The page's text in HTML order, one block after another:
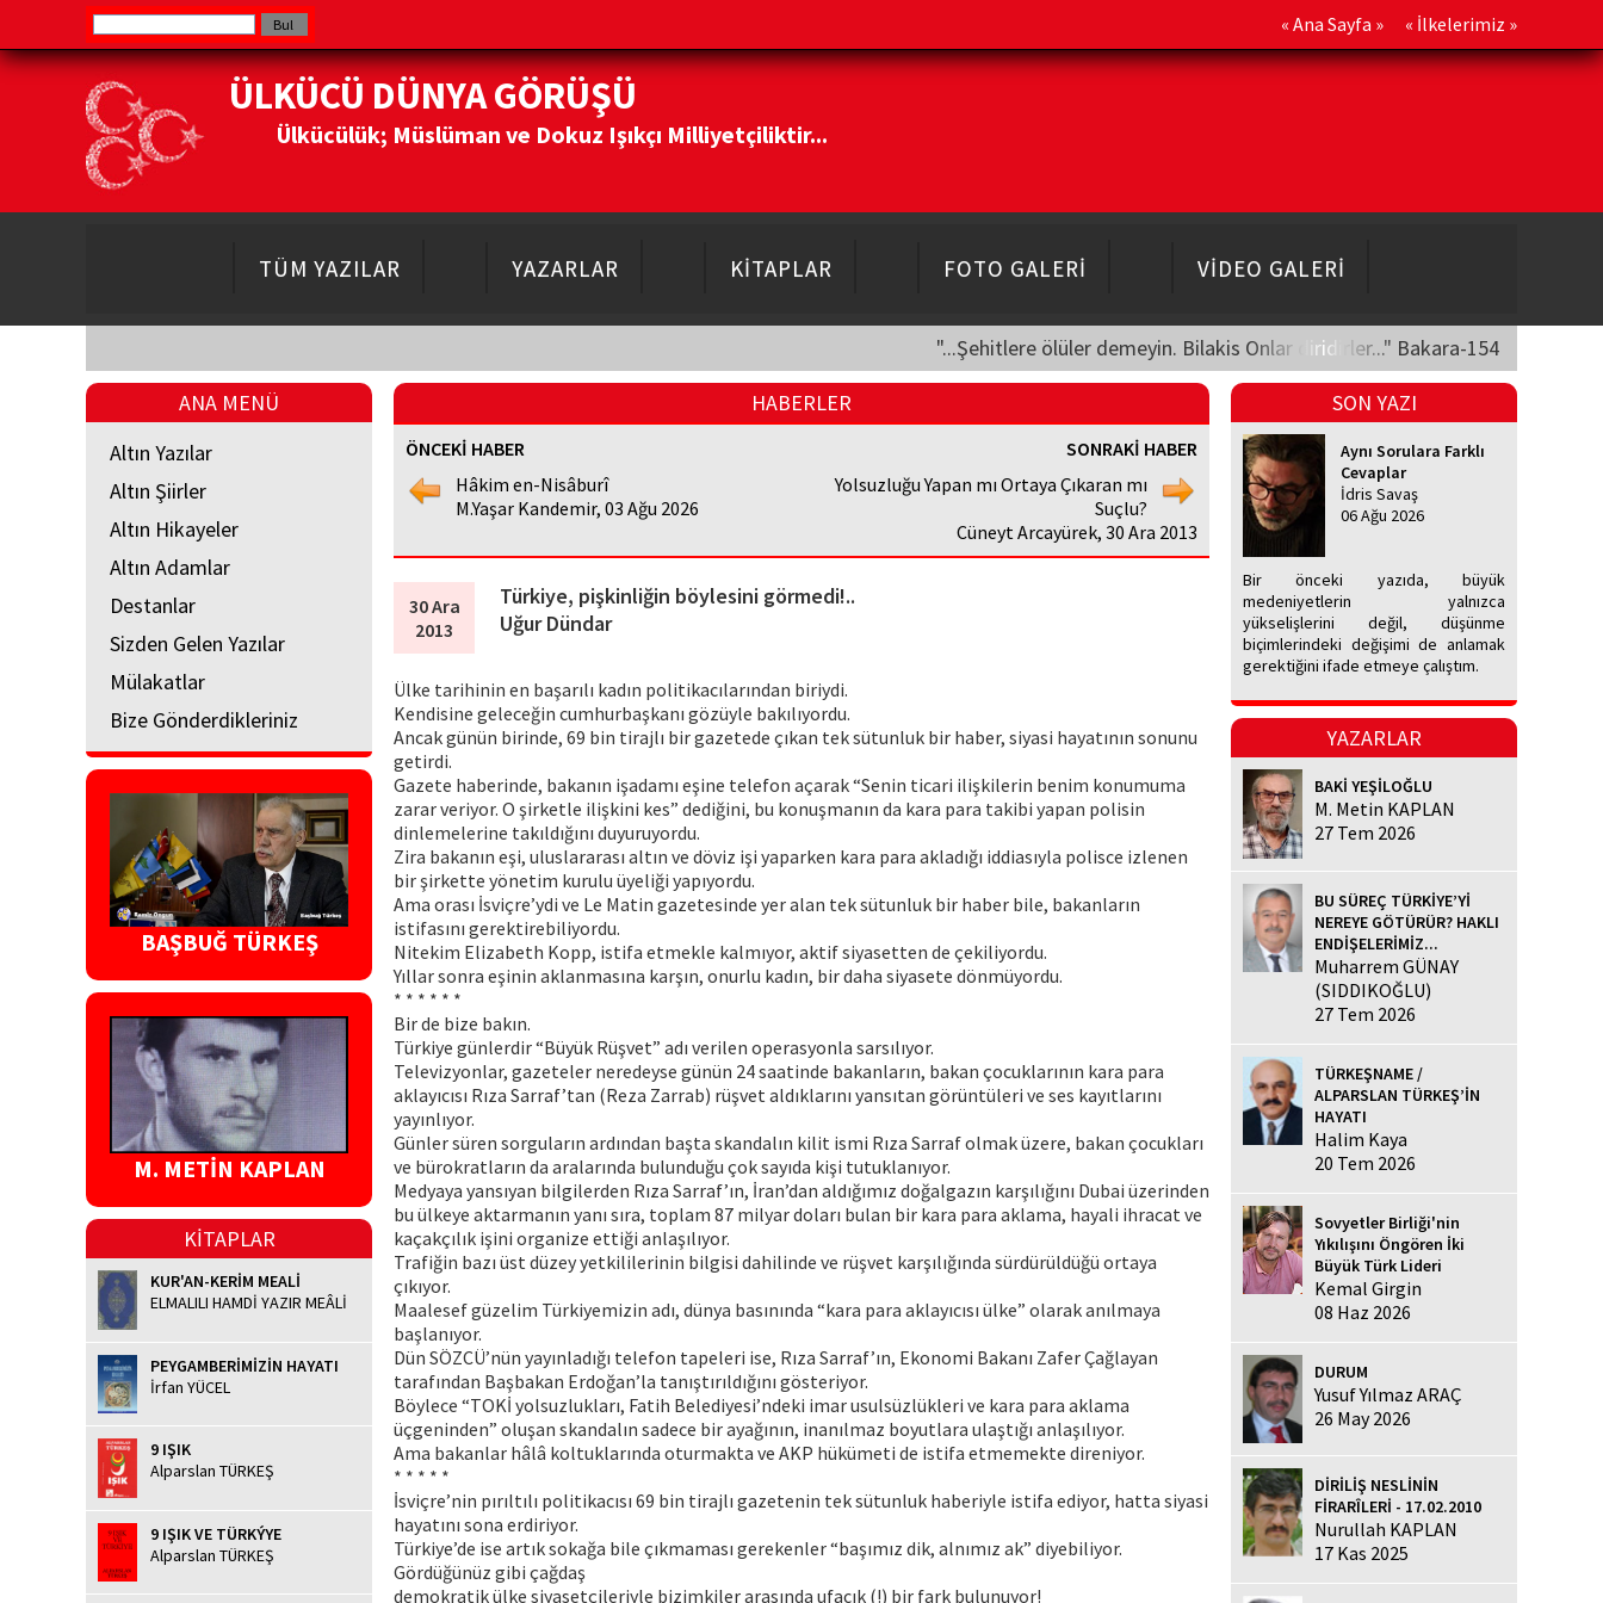
« Ana Sayfa » « İlkelerimiz »
ÜLKÜCÜ DÜNYA GÖRÜŞÜ
Ülkücülük; Müslüman ve Dokuz Işıkçı Milliyetçiliktir...
TÜM YAZILAR YAZARLAR KİTAPLAR FOTO GALERİ VİDEO GALERİ
"...Şehitlere ölüler demeyin. Bilakis Onlar diridirler..." Bakara-154
ANA MENÜ
Altın Yazılar
Altın Şiirler
Altın Hikayeler
Altın Adamlar
Destanlar
Sizden Gelen Yazılar
Mülakatlar
Bize Gönderdikleriniz
BAŞBUĞ TÜRKEŞ
M. METİN KAPLAN
KİTAPLAR
KUR'AN-KERİM MEALİ
ELMALILI HAMDİ YAZIR MEÂLİ
PEYGAMBERİMİZİN HAYATI
İrfan YÜCEL
9 IŞIK
Alparslan TÜRKEŞ
9 IŞIK VE TÜRKÝYE
Alparslan TÜRKEŞ
HABERLER
ÖNCEKİ HABER
Hâkim en-Nisâburî
M.Yaşar Kandemir, 03 Ağu 2026
SONRAKİ HABER
Yolsuzluğu Yapan mı Ortaya Çıkaran mı
Suçlu?
Cüneyt Arcayürek, 30 Ara 2013
30 Ara
2013
Türkiye, pişkinliğin böylesini görmedi!..
Uğur Dündar
Ülke tarihinin en başarılı kadın politikacılarından biriydi.
Kendisine geleceğin cumhurbaşkanı gözüyle bakılıyordu.
Ancak günün birinde, 69 bin tirajlı bir gazetede çıkan tek sütunluk bir haber, siyasi hayatının sonunu
getirdi.
Gazete haberinde, bakanın işadamı eşine telefon açarak “Senin ticari ilişkilerin benim konumuma
zarar veriyor. O şirketle ilişkini kes” dediğini, bu konuşmanın da kara para takibi yapan polisin
dinlemelerine takıldığını duyuruyordu.
Zira bakanın eşi, uluslararası altın ve döviz işi yaparken kara para akladığı iddiasıyla polisce izlenen
bir şirkette yönetim kurulu üyeliği yapıyordu.
Ama orası İsviçre’ydi ve Le Matin gazetesinde yer alan tek sütunluk bir haber bile, bakanların
istifasını gerektirebiliyordu.
Nitekim Elizabeth Kopp, istifa etmekle kalmıyor, aktif siyasetten de çekiliyordu.
Yıllar sonra eşinin aklanmasına karşın, onurlu kadın, bir daha siyasete dönmüyordu.
* * * * * *
Bir de bize bakın.
Türkiye günlerdir “Büyük Rüşvet” adı verilen operasyonla sarsılıyor.
Televizyonlar, gazeteler neredeyse günün 24 saatinde bakanların, bakan çocuklarının kara para
aklayıcısı Rıza Sarraf’tan (Reza Zarrab) rüşvet aldıklarını yansıtan görüntüleri ve ses kayıtlarını
yayınlıyor.
Günler süren sorguların ardından başta skandalın kilit ismi Rıza Sarraf olmak üzere, bakan çocukları
ve bürokratların da aralarında bulunduğu çok sayıda kişi tutuklanıyor.
Medyaya yansıyan bilgilerden Rıza Sarraf’ın, İran’dan aldığımız doğalgazın karşılığını Dubai üzerinden
bu ülkeye aktarmanın yanı sıra, toplam 87 milyar doları bulan bir kara para aklama, hayali ihracat ve
kaçakçılık işini organize ettiği anlaşılıyor.
Trafiğin bazı üst düzey yetkililerinin bilgisi dahilinde ve rüşvet karşılığında sürdürüldüğü ortaya
çıkıyor.
Maalesef güzelim Türkiyemizin adı, dünya basınında “kara para aklayıcısı ülke” olarak anılmaya
başlanıyor.
Dün SÖZCÜ’nün yayınladığı telefon tapeleri ise, Rıza Sarraf’ın, Ekonomi Bakanı Zafer Çağlayan
tarafından Başbakan Erdoğan’la tanıştırıldığını gösteriyor.
Böylece “TOKİ yolsuzlukları, Fatih Belediyesi’ndeki imar usulsüzlükleri ve kara para aklama
üçgeninden” oluşan skandalın sadece bir ayağının, inanılmaz boyutlara ulaştığı anlaşılıyor.
Ama bakanlar hâlâ koltuklarında oturmakta ve AKP hükümeti de istifa etmemekte direniyor.
* * * * *
İsviçre’nin pırıltılı politikacısı 69 bin tirajlı gazetenin tek sütunluk haberiyle istifa ediyor, hatta siyasi
hayatını sona erdiriyor.
Türkiye’de ise artık sokağa bile çıkmaması gerekenler “başımız dik, alnımız ak” diyebiliyor.
Gördüğünüz gibi çağdaş
demokratik ülke siyasetçileriyle bizimkiler arasında ufacık (!) bir fark bulunuyor!
SON YAZI
Aynı Sorulara Farklı
Cevaplar
İdris Savaş
06 Ağu 2026
Bir önceki yazıda, büyük
medeniyetlerin yalnızca
yükselişlerini değil, düşünme
biçimlerindeki değişimi de anlamak
gerektiğini ifade etmeye çalıştım.
YAZARLAR
BAKİ YEŞİLOĞLU
M. Metin KAPLAN
27 Tem 2026
BU SÜREÇ TÜRKİYE’Yİ
NEREYE GÖTÜRÜR? HAKLI
ENDİŞELERİMİZ...
Muharrem GÜNAY
(SIDDIKOĞLU)
27 Tem 2026
TÜRKEŞNAME /
ALPARSLAN TÜRKEŞ’İN
HAYATI
Halim Kaya
20 Tem 2026
Sovyetler Birliği'nin
Yıkılışını Öngören İki
Büyük Türk Lideri
Kemal Girgin
08 Haz 2026
DURUM
Yusuf Yılmaz ARAÇ
26 May 2026
DİRİLİŞ NESLİNİN
FİRARÎLERİ - 17.02.2010
Nurullah KAPLAN
17 Kas 2025